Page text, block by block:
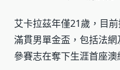
艾卡拉茲年僅21歲，目
滿貫男單金盃，包括法
參賽志在奪下生涯首座澳